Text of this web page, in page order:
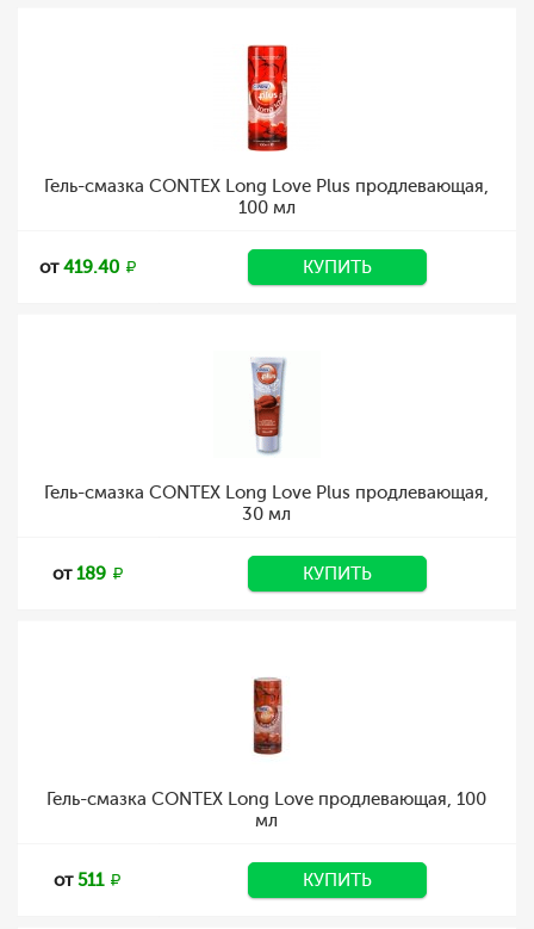
Гель-смазка CONTEX Long Love Plus продлевающая,
100 мл
от419.40 КУПИТЬ
Гель-смазка CONTEX Long Love Plus продлевающая,
30 мл
от189 КУПИТЬ
Гель-смазка CONTEX Long Love продлевающая, 100
мл
от511 КУПИТЬ